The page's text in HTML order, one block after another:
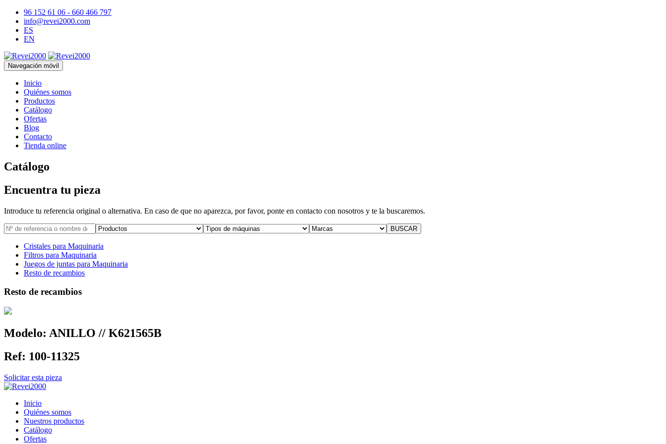
96 152 61 06 - 660 466 797
info@revei2000.com
ES
EN
Navegación móvil
Inicio
Quiénes somos
Productos
Catálogo
Ofertas
Blog
Contacto
Tienda online
Catálogo
Encuentra tu pieza
Introduce tu referencia original o alternativa. En caso de que no aparezca, por favor, ponte en contacto con nosotros y te la buscaremos.
Cristales para Maquinaria
Filtros para Maquinaria
Juegos de juntas para Maquinaria
Resto de recambios
Resto de recambios
Modelo: ANILLO // K621565B
Ref: 100-11325
Solicitar esta pieza
Inicio
Quiénes somos
Nuestros productos
Catálogo
Ofertas